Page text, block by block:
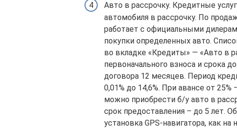
Авто в рассрочку. Кредитные
автомобиля в рассрочку. По
работает с официальными
покупки определенных авто.
во вкладке «Кредиты» — «Авто в
первоначального взноса и срока
договора 12 месяцев. Период
0,01% до 14,6%. При авансе от
можно приобрести б/у авто в
срок предоставления – до 5 лет.
установка GPS-навигатора, как